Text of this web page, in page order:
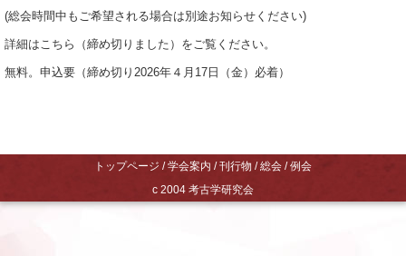
(総会時間中もご希望される場合は別途お知らせください)
詳細はこちら（締め切りました）をご覧ください。
無料。申込要（締め切り2026年４月17日（金）必着）
トップページ / 学会案内 / 刊行物 / 総会 / 例会
c 2004 考古学研究会